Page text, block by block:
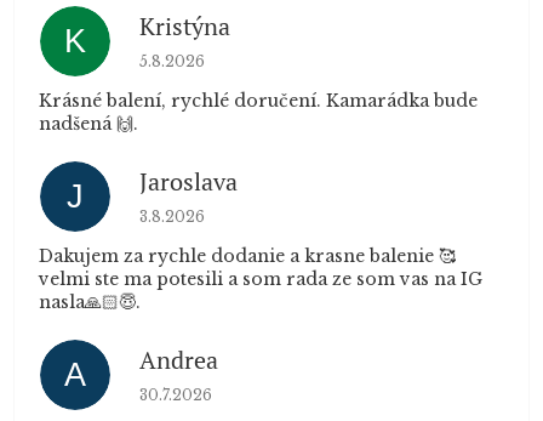
K Kristýna
Hodnocení obchodu je 5 z 5 hvězdiček.
5.8.2026
Krásné balení, rychlé doručení. Kamarádka bude
nadšená 🙌.
J Jaroslava
Hodnocení obchodu je 5 z 5 hvězdiček.
3.8.2026
Dakujem za rychle dodanie a krasne balenie 🥰
velmi ste ma potesili a som rada ze som vas na IG
nasla🙏🏻😇.
A Andrea
Hodnocení obchodu je 5 z 5 hvězdiček.
30.7.2026